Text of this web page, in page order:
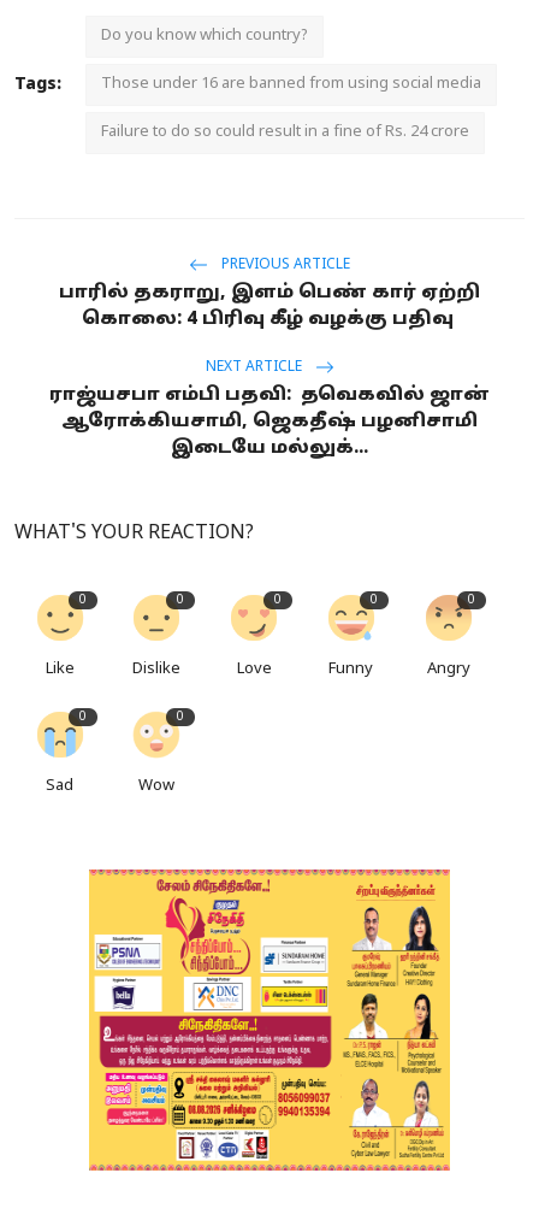
Tags:
Do you know which country?
Those under 16 are banned from using social media
Failure to do so could result in a fine of Rs. 24 crore
PREVIOUS ARTICLE
பாரில் தகராறு, இளம் பெண் கார் ஏற்றி
கொலை: 4 பிரிவு கீழ் வழக்கு பதிவு
NEXT ARTICLE
ராஜ்யசபா எம்பி பதவி: தவெகவில் ஜான்
ஆரோக்கியசாமி, ஜெகதீஷ் பழனிசாமி
இடையே மல்லுக்...
WHAT'S YOUR REACTION?
0
Like
0
Dislike
0
Love
0
Funny
0
Angry
0
Sad
0
Wow